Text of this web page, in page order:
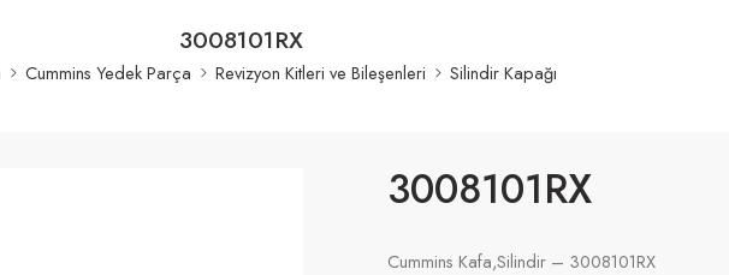
3008101RX
Cummins Yedek Parça Revizyon Kitleri ve Bileşenleri Silindir Kapağı
3008101RX
Cummins Kafa,Silindir – 3008101RX